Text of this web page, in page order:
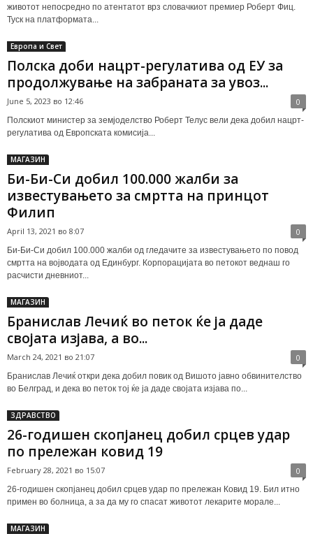
животот непосредно по атентатот врз словачкиот премиер Роберт Фиц.
Туск на платформата...
Европа и Свет
Полска доби нацрт-регулатива од ЕУ за
продолжување на забраната за увоз...
June 5, 2023 во 12:46 0
Полскиот министер за земјоделство Роберт Телус вели дека добил нацрт-
регулатива од Европската комисија...
МАГАЗИН
Би-Би-Си добил 100.000 жалби за
известувањето за смртта на принцот
Филип
April 13, 2021 во 8:07 0
Би-Би-Си добил 100.000 жалби од гледачите за известувањето по повод
смртта на војводата од Единбург. Корпорацијата во петокот веднаш го
расчисти дневниот...
МАГАЗИН
Бранислав Лечиќ во петок ќе ја даде
својата изјава, а во...
March 24, 2021 во 21:07 0
Бранислав Лечиќ откри дека добил повик од Вишото јавно обвинителство
во Белград, и дека во петок тој ќе ја даде својата изјава по...
ЗДРАВСТВО
26-годишен скопјанец добил срцев удар
по прележан ковид 19
February 28, 2021 во 15:07 0
26-годишен скопјанец добил срцев удар по прележан Ковид 19. Бил итно
примен во болница, а за да му го спасат животот лекарите морале...
МАГАЗИН